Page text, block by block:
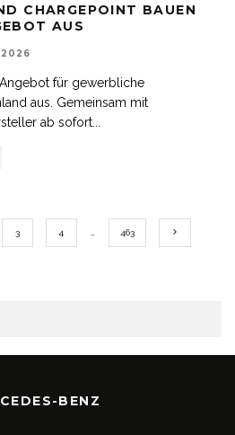
CHARGEPOINT BAUEN
AUS
2026
für gewerbliche
aus. Gemeinsam mit
ab sofort
3 4 463
BENZ